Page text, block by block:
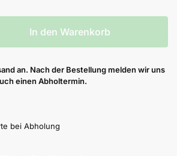
In den Warenkorb
an. Nach der Bestellung melden wir uns
einen Abholtermin.
bei Abholung